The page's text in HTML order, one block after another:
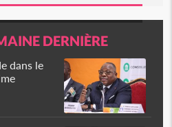
DERNIÈRE
dans le